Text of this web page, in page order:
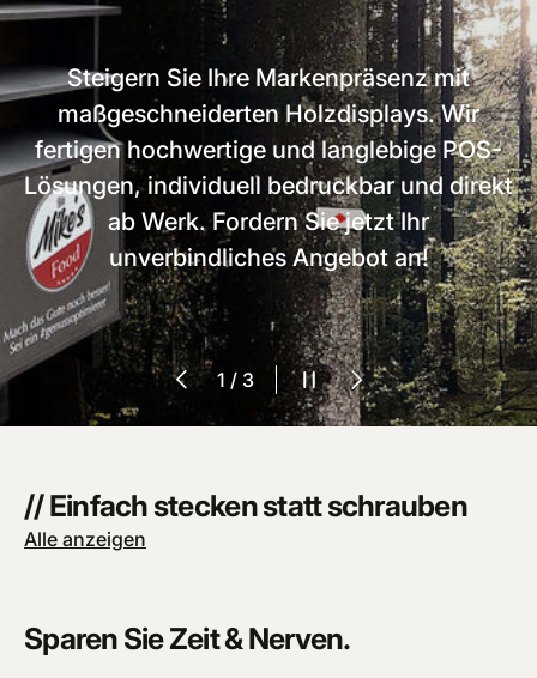
Steigern Sie Ihre Markenpräsenz mit
maßgeschneiderten Holzdisplays. Wir
fertigen hochwertige und langlebige POS-
Lösungen, individuell bedruckbar und direkt
ab Werk. Fordern Sie jetzt Ihr
unverbindliches Angebot an!
Vorherige
1 / von
3 Slideshow pausieren
Nächste
// Einfach stecken statt schrauben
Alle anzeigen
Sparen Sie Zeit & Nerven.